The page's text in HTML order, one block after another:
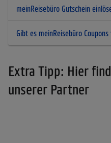
meinReisebüro Gutschein
Gibt es meinReisebüro Coupons
Extra Tipp: Hier
unserer Partner